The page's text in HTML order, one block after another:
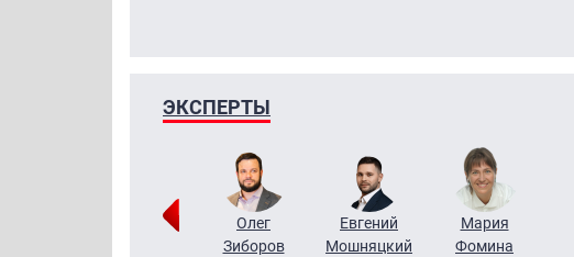
ЭКСПЕРТЫ
Григорий
Олег
Зиборов
Евгений
Мошняцкий
Мария
Фомина